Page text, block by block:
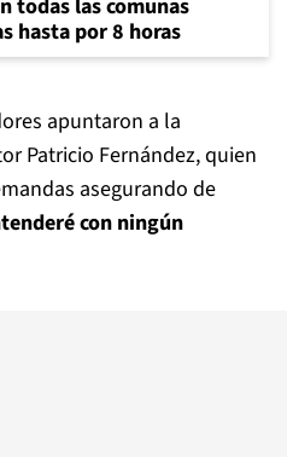
todas las comunas
hasta por 8 horas
apuntaron a la
Patricio Fernández, quien
asegurando de
con ningún